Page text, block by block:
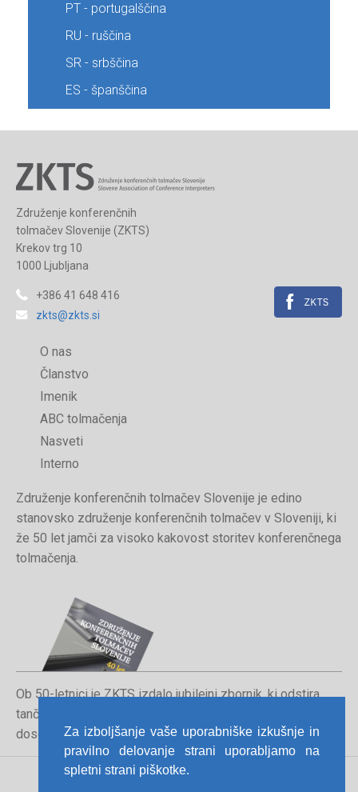
Za izboljšanje vaše uporabniške izkušnje in
pravilno delovanje strani uporabljamo na
spletni strani piškotke.
PT - portugalščina
RU - ruščina
SR - srbščina
ES - španščina
Združenje konferenčnih
tolmačev Slovenije (ZKTS)
Krekov trg 10
1000 Ljubljana
+386 41 648 416
zkts@zkts.si
O nas
Članstvo
Imenik
ABC tolmačenja
Nasveti
Interno
Združenje konferenčnih tolmačev Slovenije je edino
stanovsko združenje konferenčnih tolmačev v Sloveniji, ki
že 50 let jamči za visoko kakovost storitev konferenčnega
tolmačenja.
Ob 50-letnici je ZKTS izdalo jubilejni zbornik, ki odstira
tančice poklica konferenčnega tolmača in orisuje
dosedanjo pot združenja.
Pravno obvestilo